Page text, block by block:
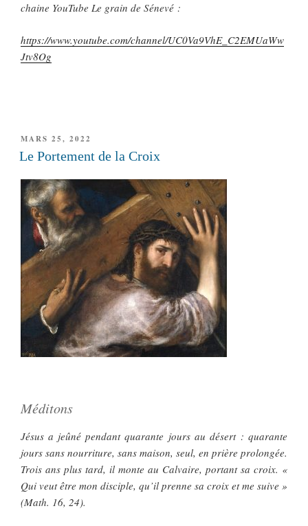
chaine YouTube Le grain de Sénevé :
https://www.youtube.com/channel/UC0Va9VhE_C2EMUaWw
Jtv8Og
PUBLIÉ
LE
MARS 25, 2022
Le Portement de la Croix
Méditons
Jésus a jeûné pendant quarante jours au désert : quarante
jours sans nourriture, sans maison, seul, en prière prolongée.
Trois ans plus tard, il monte au Calvaire, portant sa croix. «
Qui veut être mon disciple, qu’il prenne sa croix et me suive »
(Math. 16, 24).